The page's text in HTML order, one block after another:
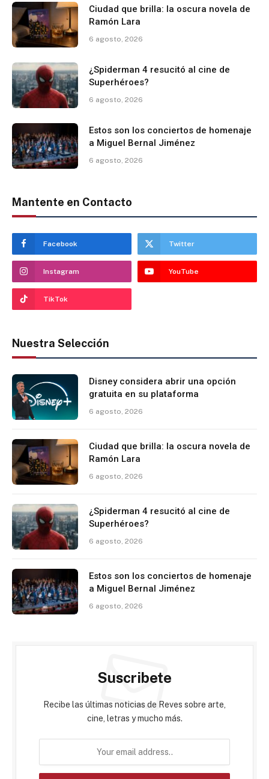
Ciudad que brilla: la oscura novela de
Ramón Lara
6 agosto, 2026
¿Spiderman 4 resucitó al cine de
Superhéroes?
6 agosto, 2026
Estos son los conciertos de homenaje
a Miguel Bernal Jiménez
6 agosto, 2026
Mantente en Contacto
Facebook Twitter
Instagram YouTube
TikTok
Nuestra Selección
Disney considera abrir una opción
gratuita en su plataforma
6 agosto, 2026
Ciudad que brilla: la oscura novela de
Ramón Lara
6 agosto, 2026
¿Spiderman 4 resucitó al cine de
Superhéroes?
6 agosto, 2026
Estos son los conciertos de homenaje
a Miguel Bernal Jiménez
6 agosto, 2026
Suscribete
Recibe las últimas noticias de Reves sobre arte,
cine, letras y mucho más.